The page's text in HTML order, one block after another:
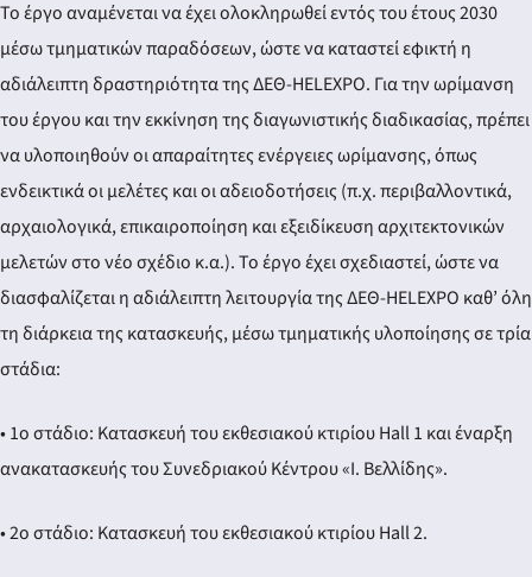
Το έργο αναμένεται να έχει ολοκληρωθεί εντός του έτους 2030
μέσω τμηματικών παραδόσεων, ώστε να καταστεί εφικτή η
αδιάλειπτη δραστηριότητα της ΔΕΘ-HELEXPO. Για την ωρίμανση
του έργου και την εκκίνηση της διαγωνιστικής διαδικασίας, πρέπει
να υλοποιηθούν οι απαραίτητες ενέργειες ωρίμανσης, όπως
ενδεικτικά οι μελέτες και οι αδειοδοτήσεις (π.χ. περιβαλλοντικά,
αρχαιολογικά, επικαιροποίηση και εξειδίκευση αρχιτεκτονικών
μελετών στο νέο σχέδιο κ.α.). Το έργο έχει σχεδιαστεί, ώστε να
διασφαλίζεται η αδιάλειπτη λειτουργία της ΔΕΘ-HELEXPO καθ’ όλη
τη διάρκεια της κατασκευής, μέσω τμηματικής υλοποίησης σε τρία
στάδια:
• 1ο στάδιο: Κατασκευή του εκθεσιακού κτιρίου Hall 1 και έναρξη
ανακατασκευής του Συνεδριακού Κέντρου «Ι. Βελλίδης».
• 2ο στάδιο: Κατασκευή του εκθεσιακού κτιρίου Hall 2.